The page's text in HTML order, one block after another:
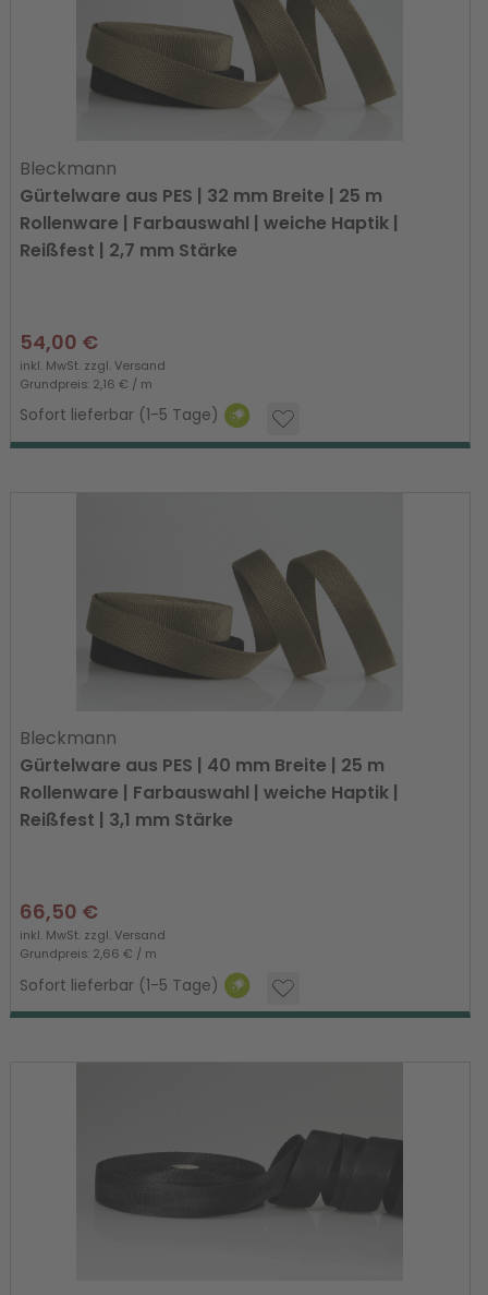
Bleckmann
Gürtelware aus PES | 32 mm Breite | 25 m
Rollenware | Farbauswahl | weiche Haptik |
Reißfest | 2,7 mm Stärke
54,00 €
inkl. MwSt. zzgl.Versand
Grundpreis: 2,16 € / m
Sofort lieferbar (1-5 Tage)
Bleckmann
Gürtelware aus PES | 40 mm Breite | 25 m
Rollenware | Farbauswahl | weiche Haptik |
Reißfest | 3,1 mm Stärke
66,50 €
inkl. MwSt. zzgl.Versand
Grundpreis: 2,66 € / m
Sofort lieferbar (1-5 Tage)